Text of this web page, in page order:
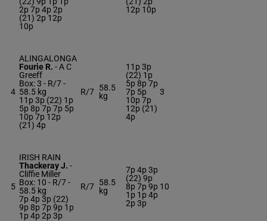
2p 7p 4p 2p
(21) 2p 12p
10p
12p 10p
4
ALINGALONGA
Fourie R. -A C
Greeff
Box: 3 - R/7 -
58.5 kg
11p 3p (22) 1p
5p 8p 7p 7p 5p
10p 7p 12p
(21) 4p
R/7 58.5
kg
11p 3p
(22) 1p
5p 8p 7p
7p 5p
10p 7p
12p (21)
4p
3
5
IRISH RAIN
Thackeray J. -
Cliffie Miller
Box: 10 - R/7 -
58.5 kg
7p 4p 3p (22)
9p 8p 7p 9p 1p
1p 4p 2p 3p
R/7 58.5
kg
7p 4p 3p
(22) 9p
8p 7p 9p
1p 1p 4p
2p 3p
10